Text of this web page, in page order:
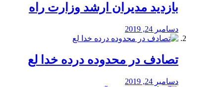
بازدید مدیران ارشد وزارت راه
دسامبر 24, 2019
تصادف در محدوده درده خدا لع
دسامبر 24, 2019